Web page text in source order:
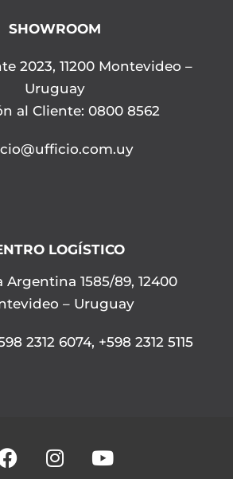
SHOWROOM
2023, 11200 Montevideo –
Uruguay
al Cliente: 0800 8562
LOGÍSTICO
Argentina 1585/89, 12400
– Uruguay
2312 6074, +598 2312 5115